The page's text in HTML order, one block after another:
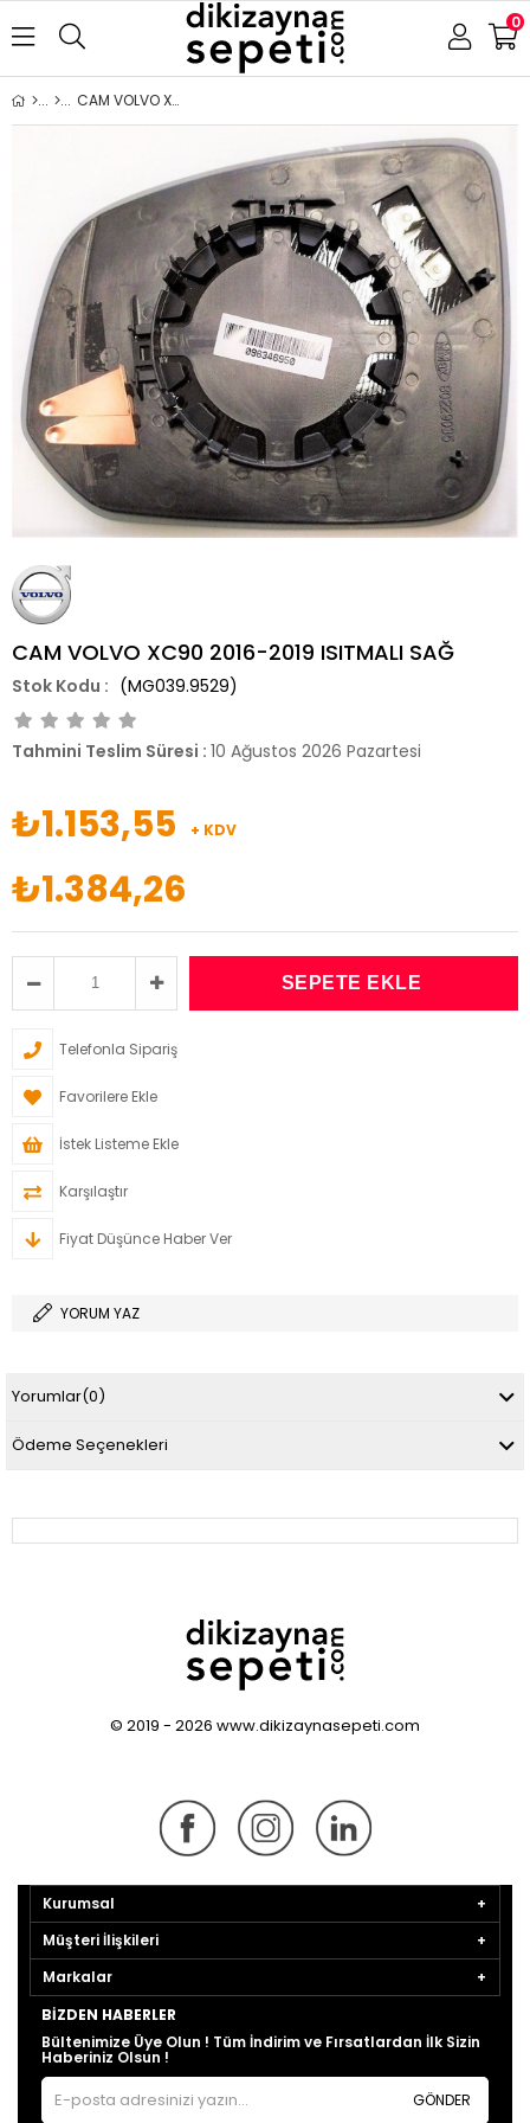
0
CAM VOLVO XC90 2016-2019 ISITMALI SAĞ
CAM VOLVO XC90 2016-2019 ISITMALI SAĞ
(MG039.9529)
Tahmini Teslim Süresi : 10 Ağustos 2026 Pazartesi
₺1.153,55 + KDV
₺1.384,26
Telefonla Sipariş
Favorilere Ekle
İstek Listeme Ekle
Karşılaştır
Fiyat Düşünce Haber Ver
YORUM YAZ
Yorumlar(0)
Ödeme Seçenekleri
© 2019 - 2026 www.dikizaynasepeti.com
Kurumsal
Müşteri İlişkileri
Markalar
BIZDEN HABERLER
Bültenimize Üye Olun ! Tüm İndirim ve Fırsatlardan İlk Sizin
Haberiniz Olsun !
GÖNDER